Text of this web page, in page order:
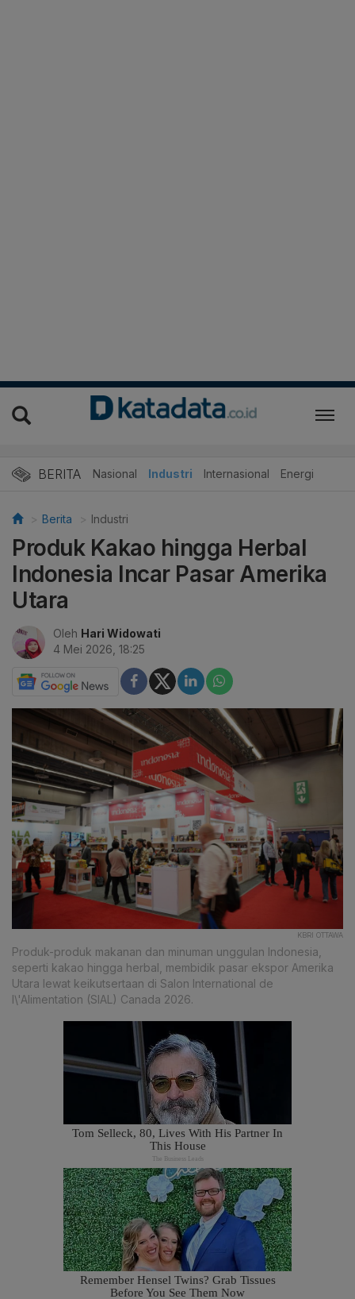
BERITA Nasional Industri Internasional Energi
Berita Industri
Produk Kakao hingga Herbal
Indonesia Incar Pasar Amerika
Utara
Oleh Hari Widowati
4 Mei 2026, 18:25
KBRI OTTAWA
Produk-produk makanan dan minuman unggulan Indonesia,
seperti kakao hingga herbal, membidik pasar ekspor Amerika
Utara lewat keikutsertaan di Salon International de
l\'Alimentation (SIAL) Canada 2026.